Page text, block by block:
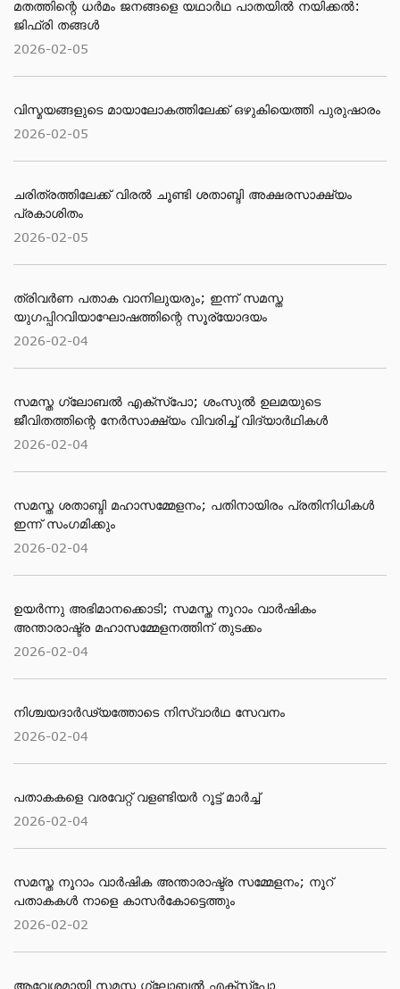
മതത്തിന്റെ ധര്‍മം ജനങ്ങളെ യഥാര്‍ഥ പാതയില്‍ നയിക്കല്‍:
ജിഫ്‌രി തങ്ങള്‍
2026-02-05
വിസ്മയങ്ങളുടെ മായാലോകത്തിലേക്ക് ഒഴുകിയെത്തി പുരുഷാരം
2026-02-05
ചരിത്രത്തിലേക്ക് വിരൽ ചൂണ്ടി ശതാബ്ദി അക്ഷരസാക്ഷ്യം
പ്രകാശിതം
2026-02-05
ത്രിവർണ പതാക വാനിലുയരും; ഇന്ന് സമസ്ത
യുഗപ്പിറവിയാഘോഷത്തിന്റെ സൂര്യോദയം
2026-02-04
സമസ്ത ​ഗ്ലോബൽ എക്സ്പോ; ശംസുൽ ഉലമയുടെ
ജീവിതത്തിന്റെ നേർസാക്ഷ്യം വിവരിച്ച് വിദ്യാർഥികൾ
2026-02-04
സമസ്ത ശതാബ്ദി മഹാസമ്മേളനം; പതിനായിരം പ്രതിനിധികൾ
ഇന്ന് സംഗമിക്കും
2026-02-04
ഉയർന്നു അഭിമാനക്കൊടി; സമസ്ത നൂറാം വാർഷികം
അന്താരാഷ്ട്ര മഹാസമ്മേളനത്തിന് തുടക്കം
2026-02-04
നിശ്ചയദാർഢ്യത്തോടെ നിസ്വാർഥ സേവനം
2026-02-04
പതാകകളെ വരവേറ്റ് വളണ്ടിയർ റൂട്ട് മാർച്ച്
2026-02-04
സമസ്ത നൂറാം വാര്‍ഷിക അന്താരാഷ്ട്ര സമ്മേളനം; നൂറ്
പതാകകള്‍ നാളെ കാസര്‍കോട്ടെത്തും
2026-02-02
ആവേശമായി സമസ്ത ഗ്ലോബല്‍ എക്‌സ്‌പോ